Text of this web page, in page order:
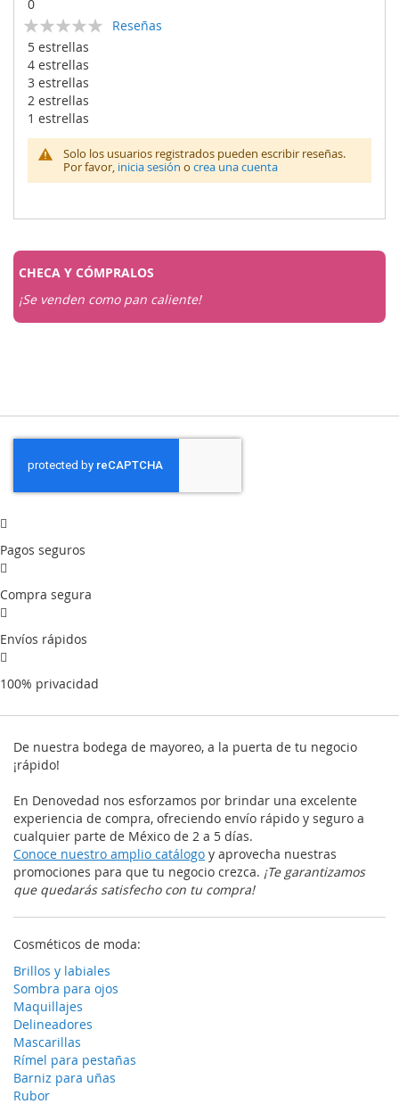
0
Calificación:
% of100
Reseñas
5 estrellas
4 estrellas
3 estrellas
2 estrellas
1 estrellas
Solo los usuarios registrados pueden escribir reseñas.
Por favor, inicia sesión o crea una cuenta
CHECA Y CÓMPRALOS
¡Se venden como pan caliente!
Pagos seguros
Compra segura
Envíos rápidos
100% privacidad
De nuestra bodega de mayoreo, a la puerta de tu negocio
¡rápido!
En Denovedad nos esforzamos por brindar una excelente
experiencia de compra, ofreciendo envío rápido y seguro a
cualquier parte de México de 2 a 5 días.
Conoce nuestro amplio catálogo y aprovecha nuestras
promociones para que tu negocio crezca. ¡Te garantizamos
que quedarás satisfecho con tu compra!
Cosméticos de moda:
Brillos y labiales
Sombra para ojos
Maquillajes
Delineadores
Mascarillas
Rímel para pestañas
Barniz para uñas
Rubor